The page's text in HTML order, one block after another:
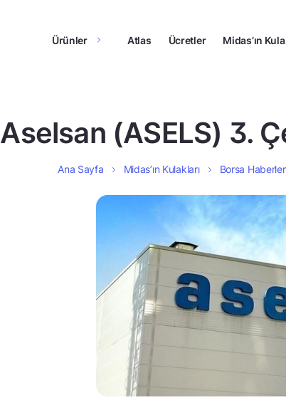
Ürünler Atlas Ücretler Midas’ın
Aselsan (ASELS) 3.
Ana Sayfa Midas’ın Kulakları Borsa